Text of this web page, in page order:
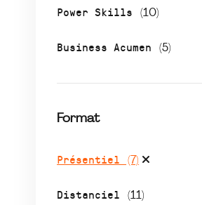
Power Skills (10)
Business Acumen (5)
Format
Présentiel (7)
Distanciel (11)